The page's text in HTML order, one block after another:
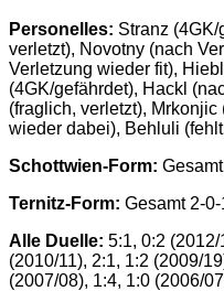
Personelles: Stranz
verletzt), Novotny (nach
Verletzung wieder fit),
(4GK/gefährdet), Hackl
(fraglich, verletzt),
wieder dabei), Behluli
Schottwien-Form:
Ternitz-Form: Gesamt 2-
Alle Duelle: 5:1, 0:2 (2012/
(2010/11), 2:1, 1:2 (2009/
(2007/08), 1:4, 1:0 (2006/